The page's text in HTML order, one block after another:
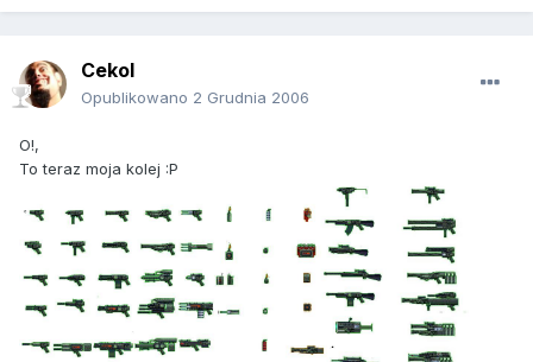
Cekol
Opublikowano 2 Grudnia 2006
O!,
To teraz moja kolej :P